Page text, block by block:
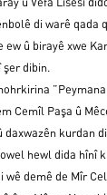
di warê qada
ew û birayê xwe
dibin.
Cemîl Paşa û
kurdan
hewl dida hînî
demê de Mîr